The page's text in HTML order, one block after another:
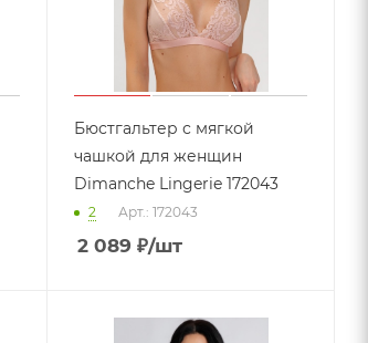
Бюстгальтер с мягкой
чашкой для женщин
Dimanche Lingerie 172043
2 Арт.: 172043
2 089 ₽/шт